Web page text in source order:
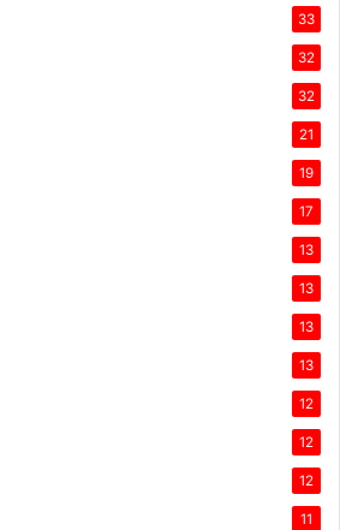
33
32
32
21
19
17
13
13
13
13
12
12
12
11